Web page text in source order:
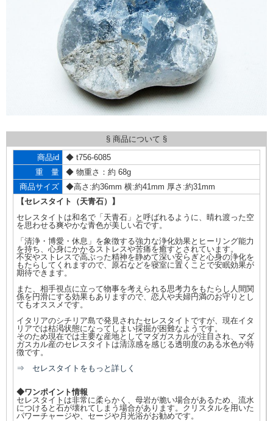
§ 商品について §
商品id
◆ t756-6085
重 量
◆ 物重さ：約 68g
商品サイズ
◆高さ:約36mm 横:約41mm 厚さ:約31mm
【セレスタイト（天青石）】
セレスタイトは和名で「天青石」と呼ばれるように、晴れ渡った空
を思わせる爽やかな青色が美しい石です。
「清浄・博愛・休息」を象徴する強力な浄化効果とヒーリング能力
を持ち、心身にかかるストレスや苦痛を癒すとされています。
不安やストレスで高ぶった精神を静めて深い安らぎと心身の浄化を
もたらしてくれますので、原石などを寝室に置くことで安眠効果が
期待できます。
また、相手視点に立って物事を考えられる思考力をもたらし人間関
係を円滑にする効果もありますので、恋人や夫婦円満のお守りとし
てもオススメです。
イタリアのシチリア島で発見されたセレスタイトですが、現在イタ
リアでは枯渇状態になってしまい採掘が困難なようです。
そのため現在では主要な産地としてマダガスカルが注目され、マダ
ガスカル産のセレスタイトは清涼感を感じる透明度のある水色が特
徴です。
⇒ セレスタイトをもっと詳しく
◆ワンポイント情報
セレスタイトは非常に柔らかく、母岩が脆い場合があるため、流水
につけると石が壊れてしまう場合があります。クリスタルを用いた
パワーチャージや、セージや月光浴がお勧めです。